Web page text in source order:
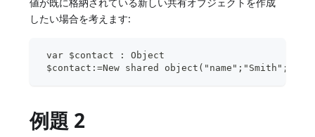
したい場合を考えます:
var $contact : Object
$contact:=New shared
例題 2